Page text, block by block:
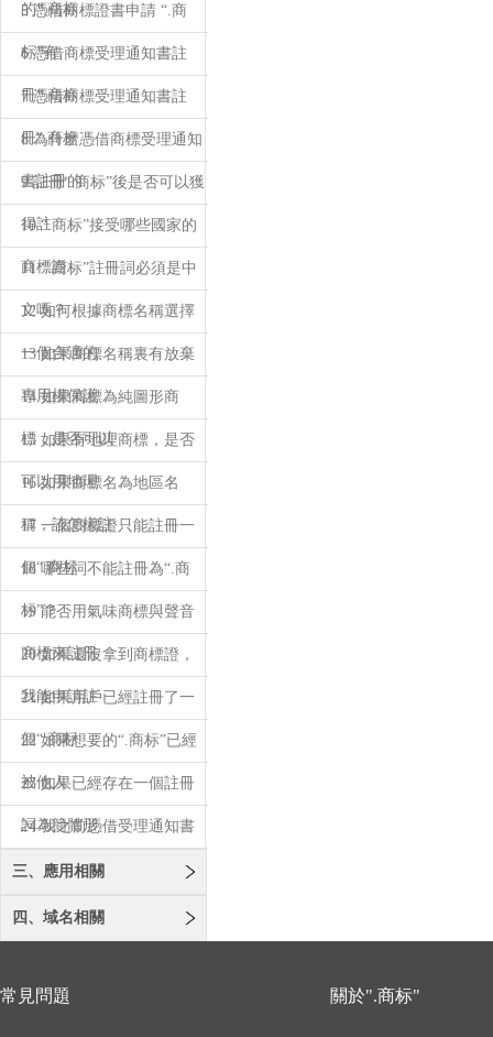
的“.商标
5 憑借商標證書申請 “.商
标”有
6 憑借商標受理通知書註
冊“.商标
7 憑借商標受理通知書註
冊“.商标
8 為什麽憑借商標受理通知
書註冊的
9 註冊“.商标”後是否可以獲
得註
10 “.商标”接受哪些國家的
商標證
11 “.商标”註冊詞必須是中
文嗎？
12 如何根據商標名稱選擇
一個合適的
13 如果商標名稱裏有放棄
專用權保護
14 如果商標為純圖形商
標，是否可以
15 如果有地理商標，是否
可以用地理
16 如果商標名為地區名
稱，該怎樣註
17 一個商標證只能註冊一
個“.商标
18 哪些詞不能註冊為“.商
标”？
19 能否用氣味商標與聲音
商標來註冊
20 如果還沒拿到商標證，
我能申請註
21 如果用戶已經註冊了一
個“.商标
22 如果想要的“.商标”已經
被他人
23 如果已經存在一個註冊
詞為簡體形
24 我之前憑借受理通知書
註冊了“.
三、應用相關
四、域名相關
常見問題 關於".商标"